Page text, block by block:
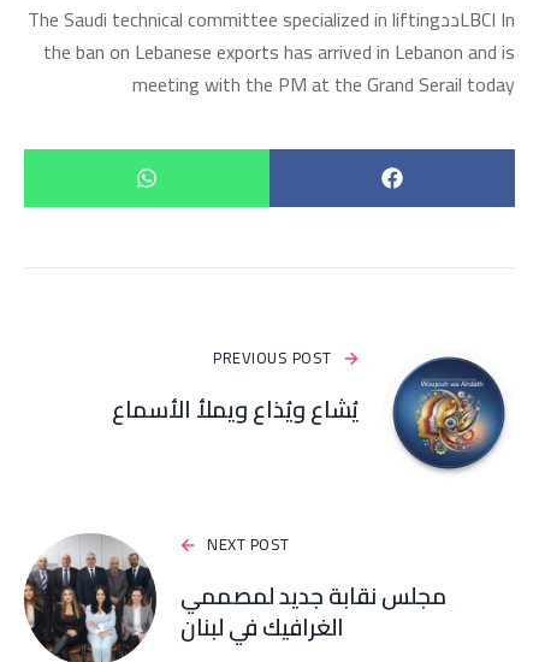
LBCI InددThe Saudi technical committee specialized in lifting
the ban on Lebanese exports has arrived in Lebanon and is
meeting with the PM at the Grand Serail today
PREVIOUS POST
يُشاع ويُذاع ويملأ الأسماع
NEXT POST
مجلس نقابة جديد لمصممي
الغرافيك في لبنان